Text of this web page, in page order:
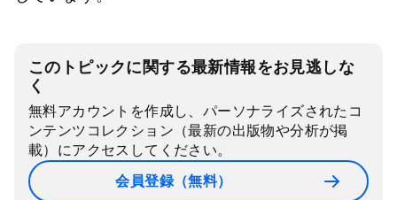
このトピックに関する最新情報をお見逃しな
く
無料アカウントを作成し、パーソナライズされたコ
ンテンツコレクション（最新の出版物や分析が掲
載）にアクセスしてください。
会員登録（無料）